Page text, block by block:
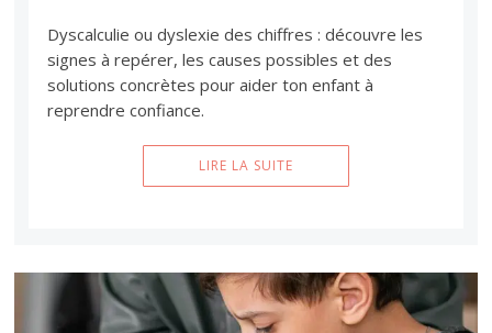
Dyscalculie ou dyslexie des chiffres : découvre les
signes à repérer, les causes possibles et des
solutions concrètes pour aider ton enfant à
reprendre confiance.
LIRE LA SUITE